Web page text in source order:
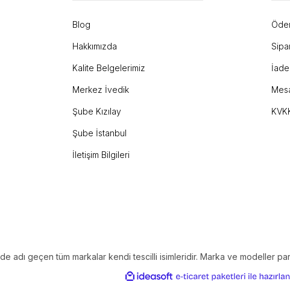
Blog
Hakkımızda
Kalite Belgelerimiz
Merkez İvedik
Şube Kızılay
Şube İstanbul
İletişim Bilgileri
İade
adı geçen tüm markalar kendi tescilli isimleridir. Marka ve modeller
ideasoft e-